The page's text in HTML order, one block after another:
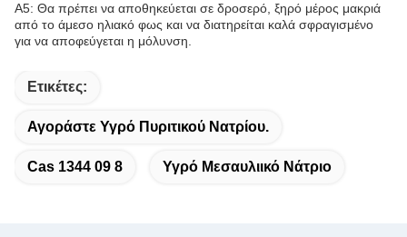
Α5: Θα πρέπει να αποθηκεύεται σε δροσερό, ξηρό μέρος μακριά
από το άμεσο ηλιακό φως και να διατηρείται καλά σφραγισμένο
για να αποφεύγεται η μόλυνση.
Ετικέτες:
Αγοράστε Υγρό Πυριτικού Νατρίου.
Cas 1344 09 8 Υγρό Μεσαυλιικό Νάτριο